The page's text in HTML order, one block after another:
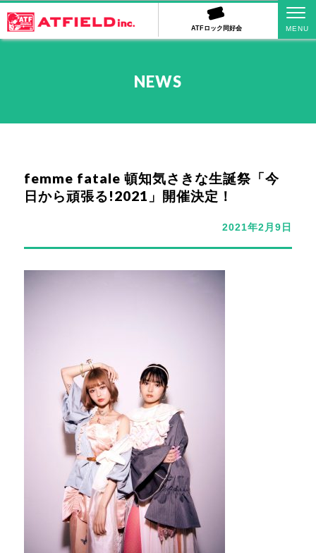
ATFロック同好会
NEWS
femme fatale 頓知気さきな生誕祭「今
日から頑張る!2021」開催決定！
2021年2月9日